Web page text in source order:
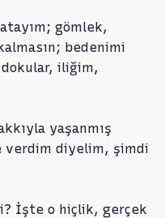
gömlek,
bedenimi
iliğim,
yaşanmış
verdim diyelim, şimdi
İşte o hiçlik, gerçek